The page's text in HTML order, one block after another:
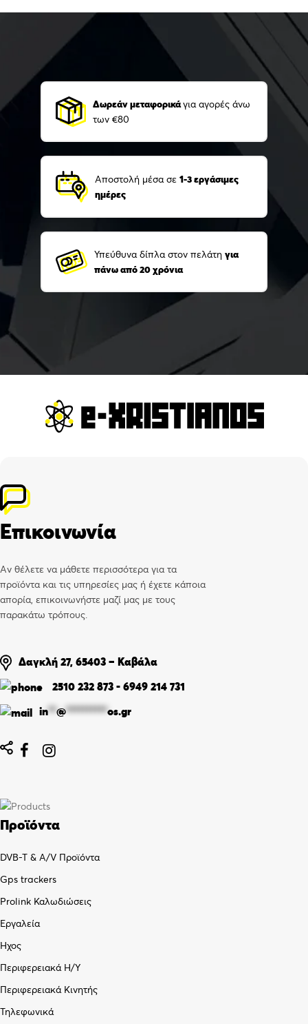
Δωρεάν μεταφορικάγια αγορές άνω
των €80
Αποστολή μέσα σε 1-3 εργάσιμες
ημέρες
Υπεύθυνα δίπλα στον πελάτη για
πάνω από 20 χρόνια
Επικοινωνία
Αν θέλετε να μάθετε περισσότερα για τα
προϊόντα και τις υπηρεσίες μας ή έχετε κάποια
απορία, επικοινωνήστε μαζί μας με τους
παρακάτω τρόπους.
Δαγκλή 27, 65403 – Καβάλα
2510 232 873 - 6949 214 731
in**@**********os.gr
 
Προϊόντα
DVB-T & A/V Προϊόντα
Gps trackers
Prolink Καλωδιώσεις
Εργαλεία
Ήχος
Περιφερειακά Η/Υ
Περιφερειακά Κινητής
Τηλεφωνικά